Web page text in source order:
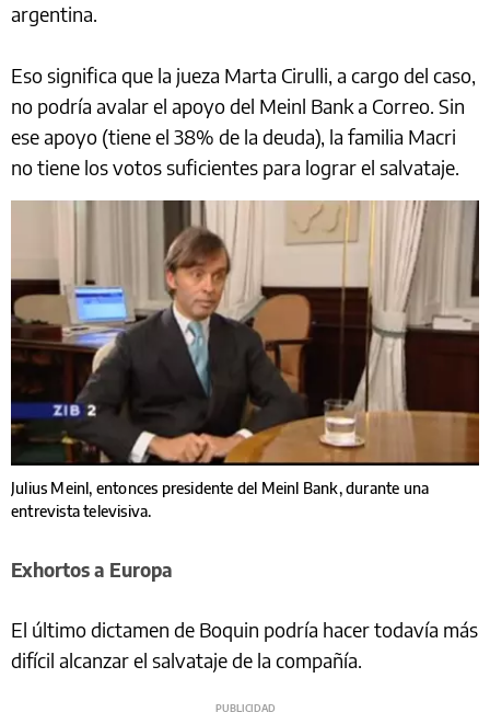
argentina.
Eso significa que la jueza Marta Cirulli, a cargo del caso,
no podría avalar el apoyo del Meinl Bank a Correo. Sin
ese apoyo (tiene el 38% de la deuda), la familia Macri
no tiene los votos suficientes para lograr el salvataje.
Julius Meinl, entonces presidente del Meinl Bank, durante una
entrevista televisiva.
Exhortos a Europa
El último dictamen de Boquin podría hacer todavía más
difícil alcanzar el salvataje de la compañía.